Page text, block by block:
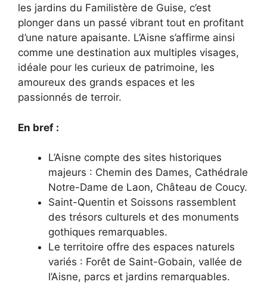
les jardins du Familistère de Guise, c’est
plonger dans un passé vibrant tout en profitant
d’une nature apaisante. L’Aisne s’affirme ainsi
comme une destination aux multiples visages,
idéale pour les curieux de patrimoine, les
amoureux des grands espaces et les
passionnés de terroir.
En bref :
L’Aisne compte des sites historiques
majeurs : Chemin des Dames, Cathédrale
Notre-Dame de Laon, Château de Coucy.
Saint-Quentin et Soissons rassemblent
des trésors culturels et des monuments
gothiques remarquables.
Le territoire offre des espaces naturels
variés : Forêt de Saint-Gobain, vallée de
l’Aisne, parcs et jardins remarquables.